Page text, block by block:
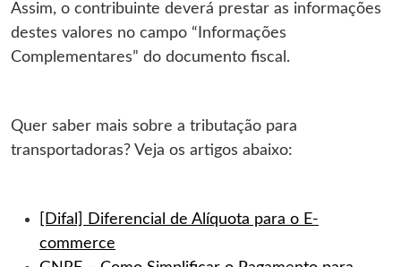
Assim, o contribuinte deverá prestar as informações
destes valores no campo “Informações
Complementares” do documento fiscal.
Quer saber mais sobre a tributação para
transportadoras? Veja os artigos abaixo:
[Difal] Diferencial de Alíquota para o E-
commerce